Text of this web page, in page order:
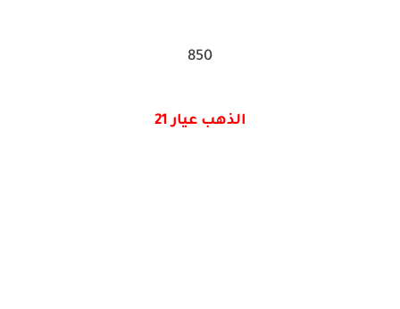
850
الذهب عيار 21